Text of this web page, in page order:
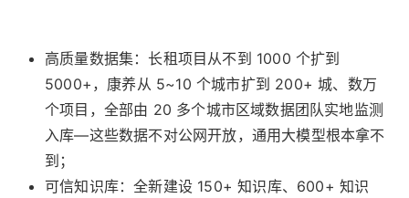
高质量数据集：长租项目从不到 1000 个扩到
5000+，康养从 5~10 个城市扩到 200+ 城、数万
个项目，全部由 20 多个城市区域数据团队实地监测
入库—这些数据不对公网开放，通用大模型根本拿不
到；
可信知识库：全新建设 150+ 知识库、600+ 知识